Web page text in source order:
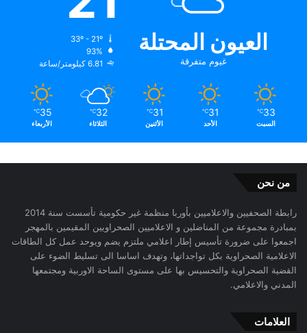
العيون المحتلة
غيوم متفرقة
93%
6.81 كيلومتر/ساعة
33
℃
السبت
31
℃
الأحد
31
℃
الأثنين
32
℃
الثلاثاء
35
℃
الأربعاء
من نحن
رابطة الصحفيين والاعلاميين بأوربا منظمة غير حكومية تأسست سنة 2014
بمبادرة مجموعة من المناضلين و الاعلاميين الصحراويين المقيمين بالمهجر
اجمعوا على ضرورة تأسيس إطار اعلامي ملتزم يضم ويوحد عمل كل الطاقات
الاعلامية الصحراوية بكل تواجداتها، وتهدف اساسا الى تسليط الضوء على
القضية الصحراوية والتحسيس بها على مستوى الساحة الاوربية ومجتمعها
المدني والاعلامي.
العلامات